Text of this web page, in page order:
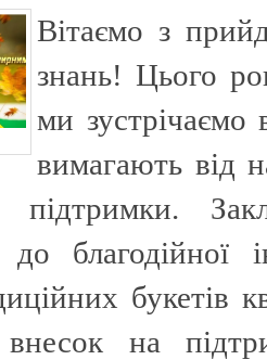
Вітаємо з
знань! Цього
ми зустрічаємо
вимагають від
підтримки.
благодійної
букетів
внесок на